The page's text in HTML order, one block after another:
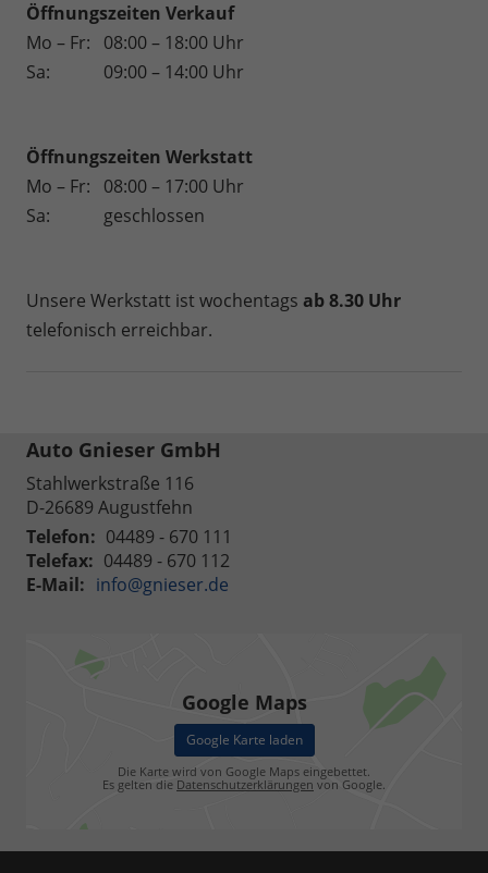
Öffnungszeiten Verkauf
Mo – Fr: 08:00 – 18:00 Uhr
Sa:
09:00 – 14:00 Uhr
Öffnungszeiten Werkstatt
Mo – Fr: 08:00 – 17:00 Uhr
Sa:
geschlossen
Unsere Werkstatt ist wochentags ab 8.30 Uhr
telefonisch erreichbar.
Auto Gnieser GmbH
Stahlwerkstraße 116
D-26689 Augustfehn
Telefon: 04489 - 670 111
Telefax: 04489 - 670 112
E-Mail: info@gnieser.de
Google Maps
Google Karte laden
Die Karte wird von Google Maps eingebettet.
Es gelten die Datenschutzerklärungen von Google.